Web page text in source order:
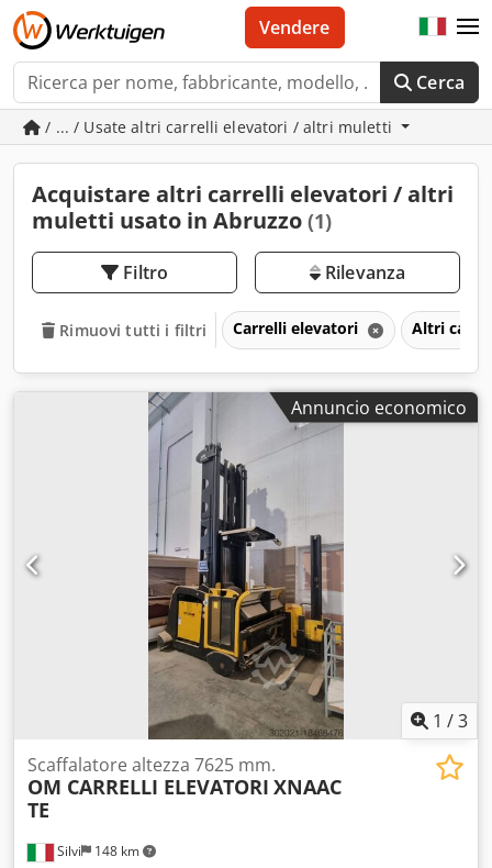
Cerca
Vendere
/ ... / Usate altri carrelli elevatori / altri muletti
Acquistare altri carrelli elevatori / altri
muletti usato in Abruzzo (1)
Filtro Rilevanza
Rimuovi tutti i filtri Carrelli elevatori Altri
Annuncio economico
1 /3
Silvi 148 km
Scaffalatore altezza 7625 mm.
OM CARRELLI ELEVATORI XNAAC
TE